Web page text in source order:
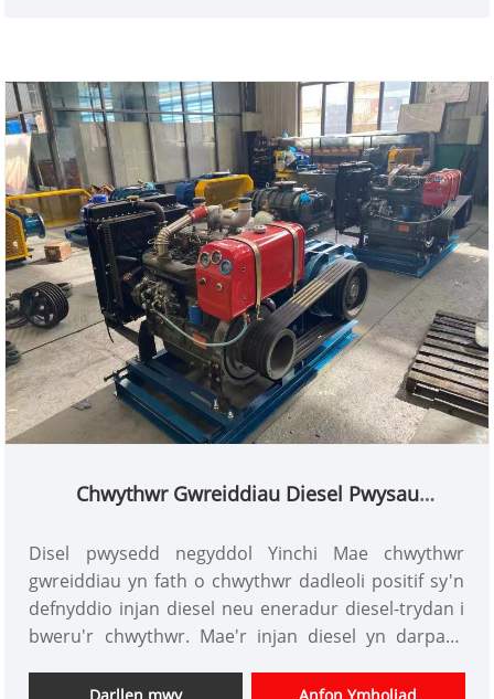
Chwythwr Gwreiddiau Diesel Pwysau
Disel pwysedd negyddol Yinchi Mae chwythwr
gwreiddiau yn fath o chwythwr dadleoli positif sy'n
defnyddio injan diesel neu eneradur diesel-trydan i
bweru'r chwythwr. Mae'r injan diesel yn darparu
gwneud yn ddewis delfrydol ar gyfer cymwysiadau